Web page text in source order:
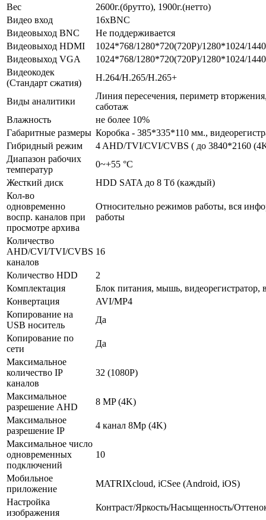
Вес
2600г.(брутто), 1900г.(нетто)
Видео вход
16хBNC
Видеовыход BNC
Не поддерживается
Видеовыход HDMI
1024*768/1280*720(720P)/1280*1024/
Видеовыход VGA
1024*768/1280*720(720P)/1280*1024/
Видеокодек
(Стандарт сжатия)
H.264/H.265/H.265+
Виды аналитики
Линия пересечения, периметр
саботаж
Влажность
не более 10%
Габаритные размеры Коробка - 385*335*110 мм.,
Гибридный режим
4 AHD/TVI/CVI/CVBS ( до 3840*2160
Диапазон рабочих
температур
0~+55 °C
Жесткий диск
HDD SATA до 8 Тб (каждый)
Кол-во
одновременно
воспр. каналов при
просмотре архива
Относительно режимов работы, вся
работы
Количество
AHD/CVI/TVI/CVBS
каналов
16
Количество HDD
2
Комплектация
Блок питания, мышь,
Конвертация
AVI/MP4
Копирование на
USB носитель
Да
Копирование по
сети
Да
Максимальное
количество IP
каналов
32 (1080P)
Максимальное
разрешение AHD
8 MP (4K)
Максимальное
разрешение IP
4 канал 8Mp (4K)
Максимальное число
одновременных
подключений
10
Мобильное
приложение
MATRIXcloud, iCSee (Android, iOS)
Настройка
изображения
Контраст/Яркость/Насыщенность/